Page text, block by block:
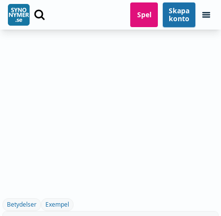
Spel
Skapa
konto
Betydelser Exempel